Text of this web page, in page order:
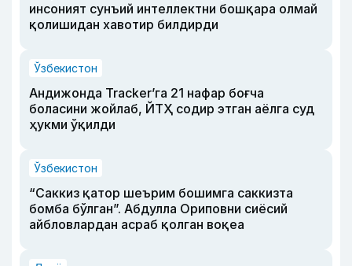
инсоният сунъий интеллектни бошқара олмай
қолишидан хавотир билдирди
Ўзбекистон
Андижонда Tracker’га 21 нафар боғча
боласини жойлаб, ЙТҲ содир этган аёлга суд
ҳукми ўқилди
Ўзбекистон
“Саккиз қатор шеърим бошимга саккизта
бомба бўлган”. Абдулла Ориповни сиёсий
айбловлардан асраб қолган воқеа